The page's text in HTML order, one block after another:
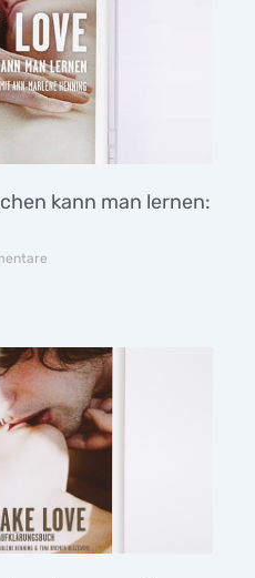
kann man lernen: